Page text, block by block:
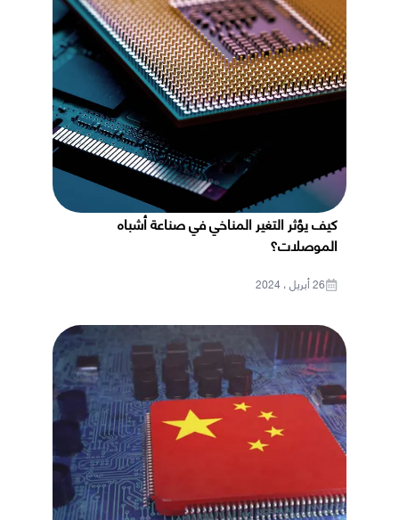
كيف يؤثر التغير المناخي في صناعة أشباه
الموصلات؟
26 أبريل ، 2024